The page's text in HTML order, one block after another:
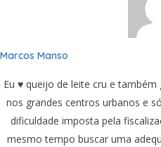
Marcos Manso
Eu ♥ queijo de leite cru e
nos grandes centros urbanos e
dificuldade imposta pela
mesmo tempo buscar uma